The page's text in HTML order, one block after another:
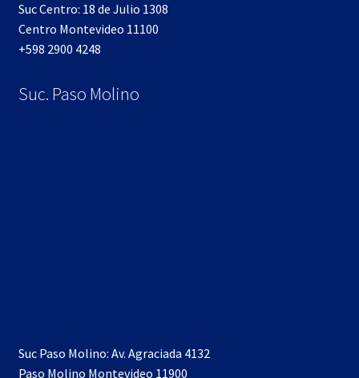
Suc Centro: 18 de Julio 1308
Centro Montevideo 11100
+598 2900 4248
Suc. Paso Molino
Suc Paso Molino: Av. Agraciada 4132
Paso Molino Montevideo 11900